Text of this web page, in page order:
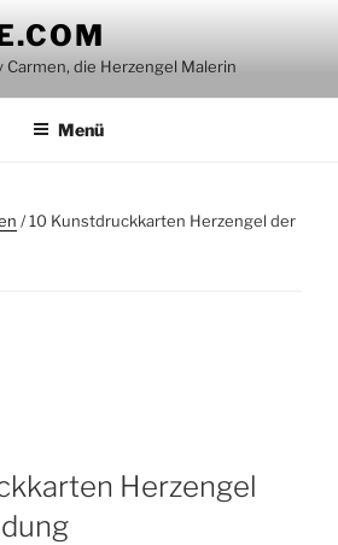
Carmen, die Herzengel Malerin
Menü
/ 10 Kunstdruckkarten Herzengel der
Herzengel